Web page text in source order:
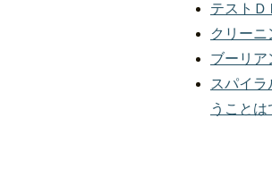
テストＤ
クリーニ
ブーリア
スパイ
うことは